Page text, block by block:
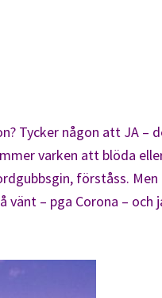
Tycker någon att JA
varken att blöda
förståss.
– pga Corona –